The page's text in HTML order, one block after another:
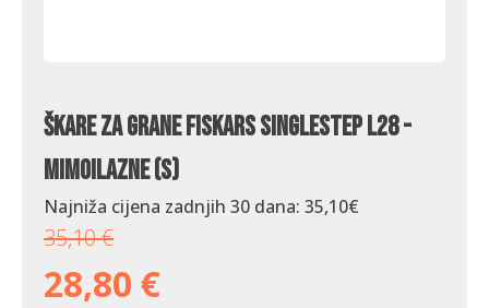
Škare za grane Fiskars SingleStep L28 -
mimoilazne (S)
Najniža cijena zadnjih 30 dana: 35,10€
35,10€
28,80 €